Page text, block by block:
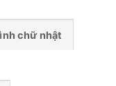
chữ nhật